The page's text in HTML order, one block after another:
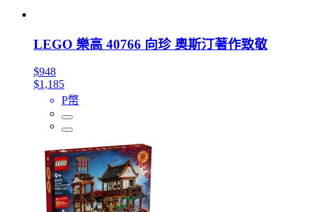
LEGO 樂高 40766 向珍 奧斯汀著作致敬
$948
$1,185
P幣